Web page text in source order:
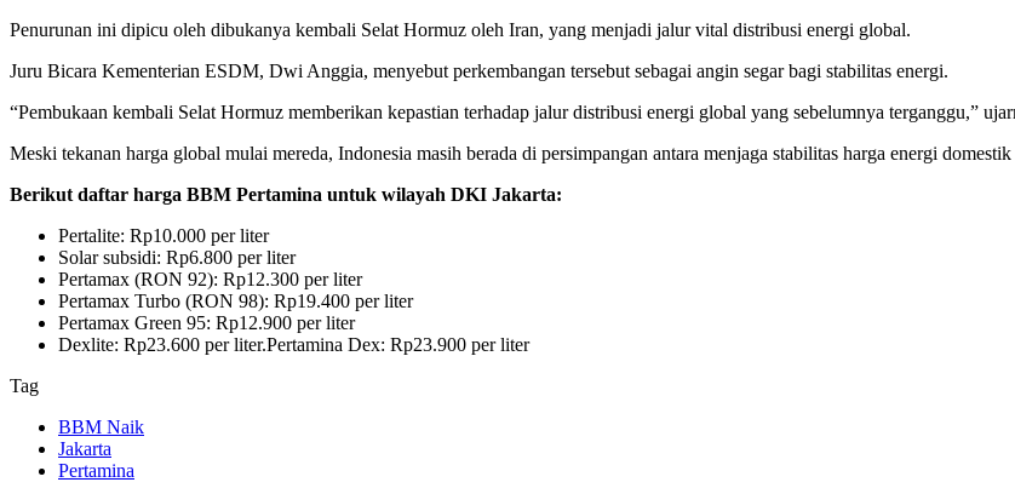
Penurunan ini dipicu oleh dibukanya kembali Selat Hormuz oleh Iran, yang menjadi jalur vital distribusi energi global.
Juru Bicara Kementerian ESDM, Dwi Anggia, menyebut perkembangan tersebut sebagai angin segar bagi stabilitas energi.
“Pembukaan kembali Selat Hormuz memberikan kepastian terhadap jalur distribusi energi global yang sebelumnya terganggu,”
Meski tekanan harga global mulai mereda, Indonesia masih berada di persimpangan antara menjaga stabilitas harga energi
Berikut daftar harga BBM Pertamina untuk wilayah DKI Jakarta:
Pertalite: Rp10.000 per liter
Solar subsidi: Rp6.800 per liter
Pertamax (RON 92): Rp12.300 per liter
Pertamax Turbo (RON 98): Rp19.400 per liter
Pertamax Green 95: Rp12.900 per liter
Dexlite: Rp23.600 per liter.Pertamina Dex: Rp23.900 per liter
Tag
BBM Naik
Jakarta
Pertamina